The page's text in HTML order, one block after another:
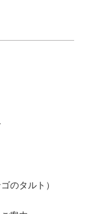
のタルト）